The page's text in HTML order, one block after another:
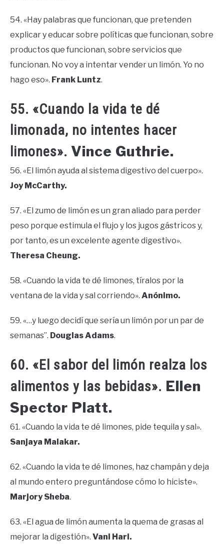
54. «Hay palabras que funcionan, que pretenden
explicar y educar sobre políticas que funcionan, sobre
productos que funcionan, sobre servicios que
funcionan. No voy a intentar vender un limón. Yo no
hago eso». Frank Luntz.
55. «Cuando la vida te dé
limonada, no intentes hacer
limones». Vince Guthrie.
56. «El limón ayuda al sistema digestivo del cuerpo».
Joy McCarthy.
57. «El zumo de limón es un gran aliado para perder
peso porque estimula el flujo y los jugos gástricos y,
por tanto, es un excelente agente digestivo».
Theresa Cheung.
58. «Cuando la vida te dé limones, tíralos por la
ventana de la vida y sal corriendo». Anónimo.
59. «…y luego decidí que sería un limón por un par de
semanas”. Douglas Adams.
60. «El sabor del limón realza los
alimentos y las bebidas». Ellen
Spector Platt.
61. «Cuando la vida te dé limones, pide tequila y sal».
Sanjaya Malakar.
62. «Cuando la vida te dé limones, haz champán y deja
al mundo entero preguntándose cómo lo hiciste».
Marjory Sheba.
63. «El agua de limón aumenta la quema de grasas al
mejorar la digestión». Vani Hari.